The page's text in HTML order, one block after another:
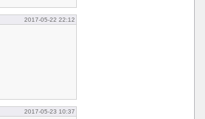
2017-05-22 22:12
2017-05-23 10:37